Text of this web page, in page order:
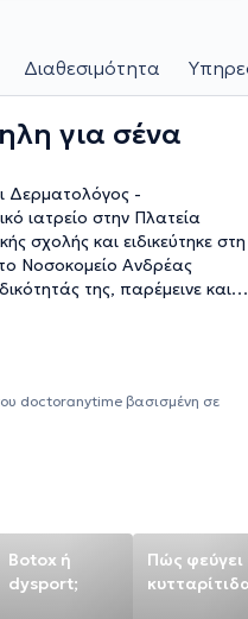
Διαθεσιμότητα
για σένα
Δερματολόγος -
ιατρείο στην Πλατεία
σχολής και ειδικεύτηκε στη
Νοσοκομείο Ανδρέας
της, παρέμεινε και
Ακόμη, διαθέτει μεγάλη
ιατρικών συνεδρίων και
doctoranytime βασισμένη σε
Botox ή
dysport;
Πώς φεύγει